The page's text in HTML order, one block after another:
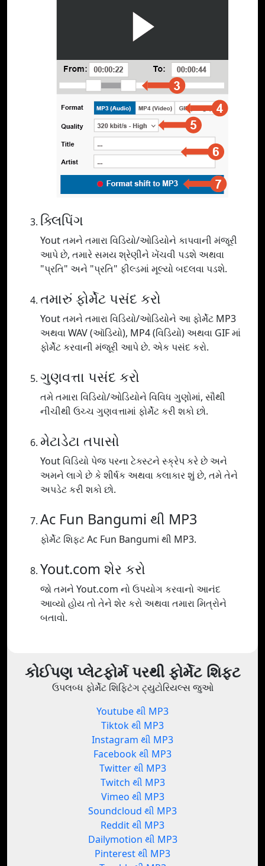
ક્લિપિંગ
Yout તમને તમારા વિડિયો/ઓડિયોને કાપવાની મંજૂરી
આપે છે, તમારે સમય શ્રેણીને ખેંચવી પડશે અથવા
"પ્રતિ" અને "પ્રતિ" ફીલ્ડમાં મૂલ્યો બદલવા પડશે.
તમારું ફોર્મેટ પસંદ કરો
Yout તમને તમારા વિડિયો/ઓડિયોને આ ફોર્મેટ MP3
અથવા WAV (ઑડિયો), MP4 (વિડિયો) અથવા GIF માં
ફોર્મેટ કરવાની મંજૂરી આપે છે. એક પસંદ કરો.
ગુણવત્તા પસંદ કરો
તમે તમારા વિડિયો/ઓડિયોને વિવિધ ગુણોમાં, સૌથી
નીચીથી ઉચ્ચ ગુણવત્તામાં ફોર્મેટ કરી શકો છો.
મેટાડેટા તપાસો
Yout વિડિયો પેજ પરના ટેક્સ્ટને સ્ક્રેપ કરે છે અને
અમને લાગે છે કે શીર્ષક અથવા કલાકાર શું છે, તમે તેને
અપડેટ કરી શકો છો.
Ac Fun Bangumi થી MP3
ફોર્મેટ શિફ્ટ Ac Fun Bangumi થી MP3.
Yout.com શેર કરો
જો તમને Yout.com નો ઉપયોગ કરવાનો આનંદ
આવ્યો હોય તો તેને શેર કરો અથવા તમારા મિત્રોને
બતાવો.
કોઈપણ પ્લેટફોર્મ પરથી ફોર્મેટ શિફ્ટ
ઉપલબ્ધ ફોર્મેટ શિફ્ટિંગ ટ્યુટોરિયલ્સ જુઓ
Youtube થી MP3
Tiktok થી MP3
Instagram થી MP3
Facebook થી MP3
Twitter થી MP3
Twitch થી MP3
Vimeo થી MP3
Soundcloud થી MP3
Reddit થી MP3
Dailymotion થી MP3
Pinterest થી MP3